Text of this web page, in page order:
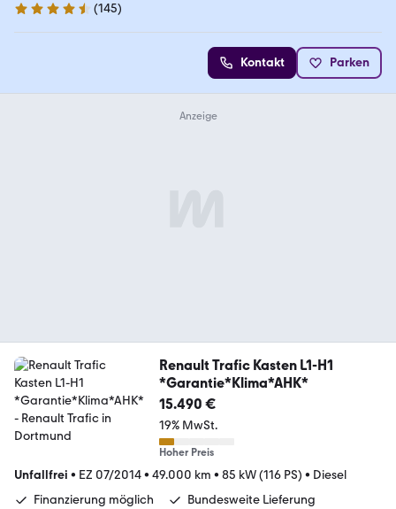
4.5 Sterne
(145)
Kontakt Parken
Renault Trafic Kasten L1-H1
*Garantie*Klima*AHK*
15.490 €
19% MwSt.
Hoher Preis
Unfallfrei • EZ 07/2014• 49.000 km • 85 kW (116 PS) • Diesel
Finanzierung möglich
Bundesweite Lieferung